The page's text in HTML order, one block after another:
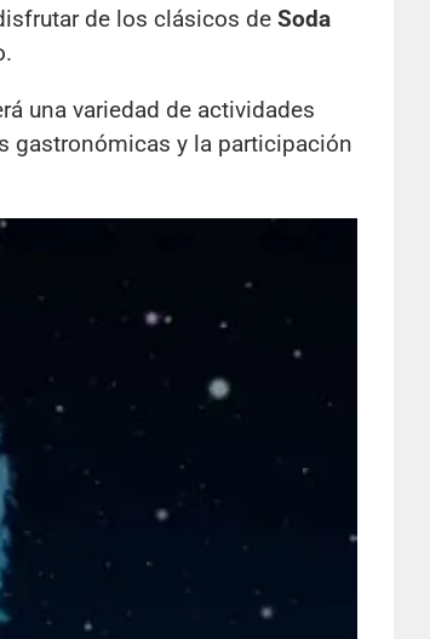
de los clásicos de Soda
una variedad de actividades
gastronómicas y la participación